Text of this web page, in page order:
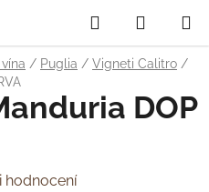
Hledat
KOŠÍK
/ Puglia / Vigneti Calitro /
DOP
hodnocení